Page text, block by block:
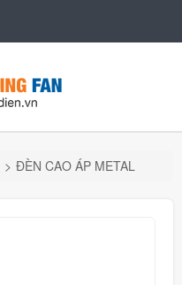
> ĐÈN CAO ÁP METAL